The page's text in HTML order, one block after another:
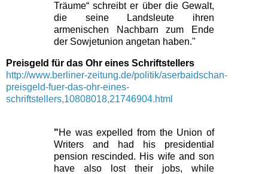
Träume“ schreibt er über die Gewalt,
die seine Landsleute ihren
armenischen Nachbarn zum Ende
der Sowjetunion angetan haben."
Preisgeld für das Ohr eines Schriftstellers
http://www.berliner-zeitung.de/politik/aserbaidschan-
preisgeld-fuer-das-ohr-eines-
schriftstellers,10808018,21746904.html
"He was expelled from the Union of
Writers and had his presidential
pension rescinded. His wife and son
have also lost their jobs, while